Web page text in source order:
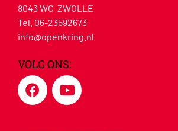
8043 WC ZWOLLE
Tel. 06-23592673
info@openkring.nl
VOLG ONS: